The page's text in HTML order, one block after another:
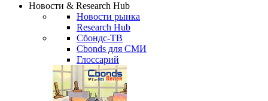
Новости & Research Hub
Новости рынка
Research Hub
Сбондс-ТВ
Cbonds для СМИ
Глоссарий